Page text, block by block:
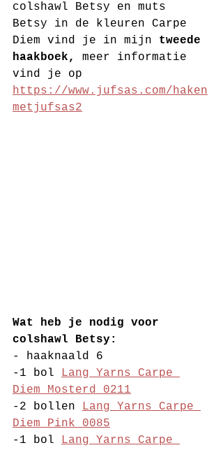
colshawl Betsy en muts
Betsy in de kleuren Carpe
Diem vind je in mijn tweede
haakboek, meer informatie
vind je op
https://www.jufsas.com/haken
metjufsas2
Wat heb je nodig voor
colshawl Betsy:
- haaknaald 6
-1 bol Lang Yarns Carpe
Diem Mosterd 0211
-2 bollen Lang Yarns Carpe
Diem Pink 0085
-1 bol Lang Yarns Carpe